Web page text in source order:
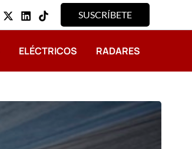
SUSCRÍBETE
ELÉCTRICOS RADARES